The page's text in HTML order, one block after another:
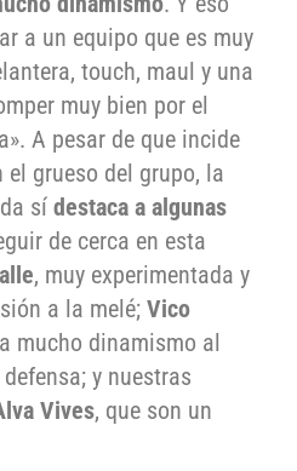
a un equipo que es muy
touch, maul y una
muy bien por el
A pesar de que incide
el grueso del grupo, la
sí destaca a algunas
de cerca en esta
, muy experimentada y
a la melé; Vico
mucho dinamismo al
y nuestras
Vives, que son un